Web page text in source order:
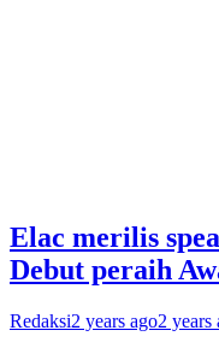
Elac merilis
Debut peraih
Redaksi2 years ago2 years